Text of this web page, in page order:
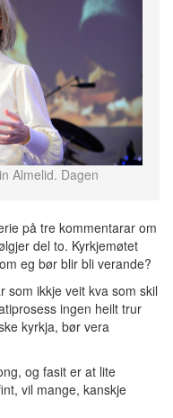
Almelid. Dagen
på tre kommentarar om
del to. Kyrkjemøtet
eg bør blir bli verande?
som ikkje veit kva som skil
ingen heilt trur
kyrkja, bør vera
og fasit er at lite
vil mange, kanskje